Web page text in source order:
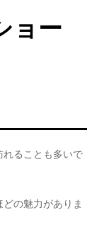
ョー
ることも多いで
の魅力がありま